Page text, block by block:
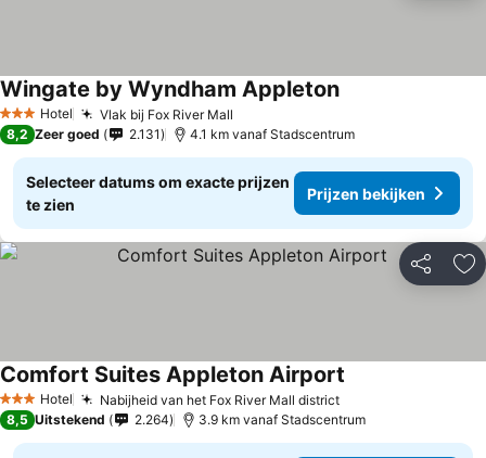
3 SterrenHotel Vlak bij Fox River Mall
Wingate by Wyndham AppletonPrijzen bekijken
8,2 Zeer goed 2.131 4.1 km vanaf Stadscentrum
Selecteer datums om exacte prijzen
te zien
Prijzen bekijken
Delen
3 SterrenHotel Nabijheid van het Fox River Mall districtPrijzen bekijken
Comfort Suites Appleton Airport
8,5 Uitstekend 2.264 3.9 km vanaf Stadscentrum